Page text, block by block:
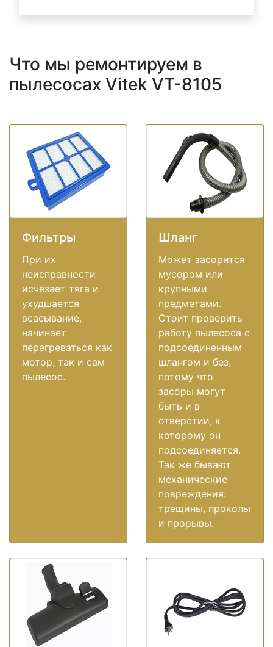
Что мы ремонтируем в
пылесосах Vitek VT-8105
Фильтры
При их
неисправности
исчезает тяга и
ухудшается
всасывание,
начинает
перегреваться как
мотор, так и сам
пылесос.
Шланг
Может засорится
мусором или
крупными
предметами.
Стоит проверить
работу пылесоса с
подсоединенным
шлангом и без,
потому что
засоры могут
быть и в
отверстии, к
которому он
подсоединяется.
Так же бывают
механические
повреждения:
трещины, проколы
и прорывы.